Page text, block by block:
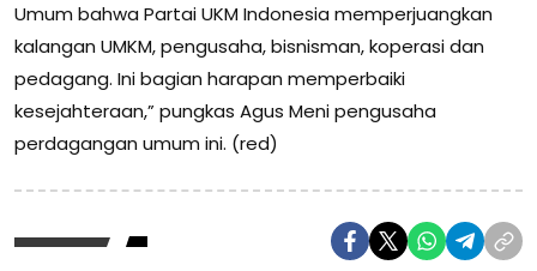
Umum bahwa Partai UKM Indonesia memperjuangkan
kalangan UMKM, pengusaha, bisnisman, koperasi dan
pedagang. Ini bagian harapan memperbaiki
kesejahteraan,” pungkas Agus Meni pengusaha
perdagangan umum ini. (red)